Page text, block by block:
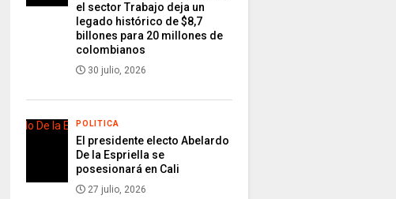
el sector Trabajo deja un
legado histórico de $8,7
billones para 20 millones de
colombianos
30 julio, 2026
POLITICA
El presidente electo Abelardo
De la Espriella se
posesionará en Cali
27 julio, 2026